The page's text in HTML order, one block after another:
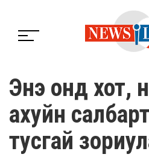
Энэ онд хот,
ахуйн
тусгай